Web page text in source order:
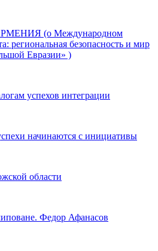
(о Международном
региональная безопасность и мир
Евразии» )
успехов интеграции
начинаются с инициативы
области
Федор Афанасов